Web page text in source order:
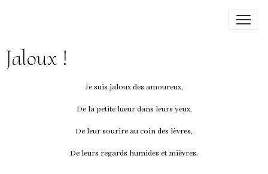
Jaloux !
Je suis jaloux des amoureux,
De la petite lueur dans leurs yeux,
De leur sourire au coin des lèvres,
De leurs regards humides et mièvres.